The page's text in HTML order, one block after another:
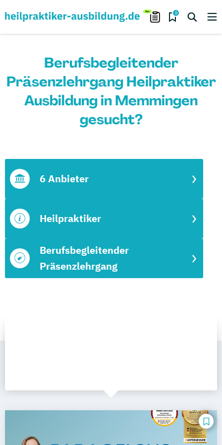
0
Berufsbegleitender
Präsenzlehrgang Heilpraktiker
Ausbildung in Memmingen
gesucht?
Berufsbegleitender
Präsenzlehrgang
Heilpraktiker
6 Anbieter